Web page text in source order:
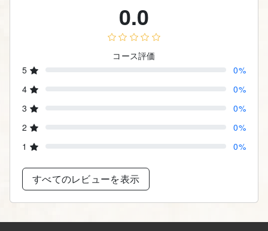
0.0
コース評価
5
0%
4
0%
3
0%
2
0%
1
0%
すべてのレビューを表示